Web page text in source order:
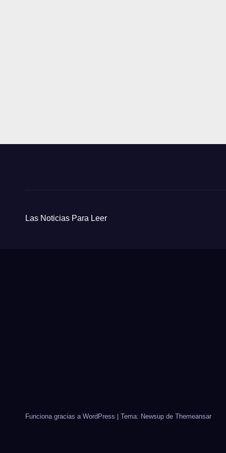
Las Noticias Para Leer
Funciona gracias a WordPress Tema: Newsup de Themeansar